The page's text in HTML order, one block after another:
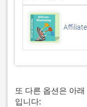
또 다른 옵션은 아
입니다: